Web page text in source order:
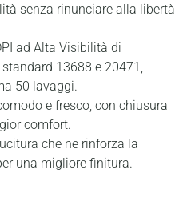
senza rinunciare alla libertà
ad Alta Visibilità di
13688 e 20471,
50 lavaggi.
e fresco, con chiusura
comfort.
che ne rinforza la
una migliore finitura.